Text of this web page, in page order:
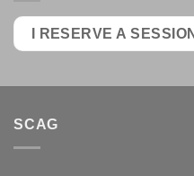
I RESERVE A SESSION
SCAG